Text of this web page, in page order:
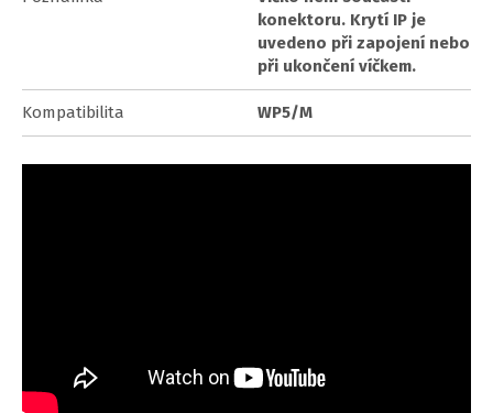
konektoru. Krytí IP je
uvedeno při zapojení nebo
při ukončení víčkem.
Kompatibilita WP5/M